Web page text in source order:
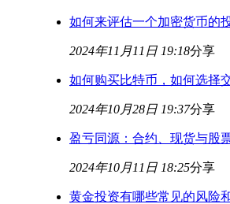
如何来评估一个加密货币的
2024年11月11日 19:18分享
如何购买比特币，如何选择
2024年10月28日 19:37分享
盈亏同源：合约、现货与股
2024年10月11日 18:25分享
黄金投资有哪些常见的风险